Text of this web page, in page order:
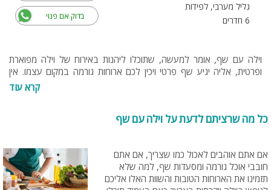
גליל מערבי, לפידות
6 חדרים
בדוק אם פנוי
וילה עם שף, אומר למעשה, שתוכלו ליהנות באירוח של וילה מפוארת
ופרטית, אליה יגיע שף פרטי ויכין לכם ארוחות גורמה במקום עצמו. אין
ספק שמדובר במחווה מפנקת במיוחד. אפשרי לזוגות אוהבים כמחווה
קרא עוד
כל מה שרציתם לדעת על וילה עם שף
אם אתם אוהבים לאכול כמו שצריך, אם אתם
חובבי אוכל גורמה ומסעדות שף, למה שלא
תזמינו את הארוחות הטובות והשוות האלו אליכם